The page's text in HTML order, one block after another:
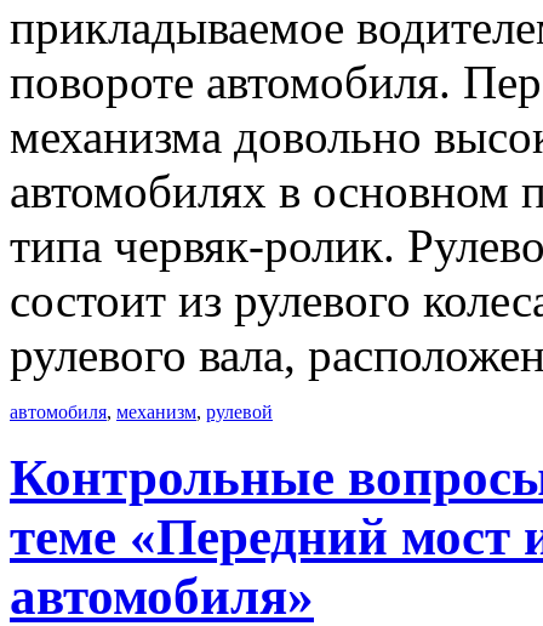
прикладываемое
повороте автомобиля.
механизма довольно
автомобилях в основном
типа червяк-ролик.
состоит из рулевого
рулевого вала,
автомобиля, механизм, рулевой
Контрольные
теме «Передний мост
автомобиля»